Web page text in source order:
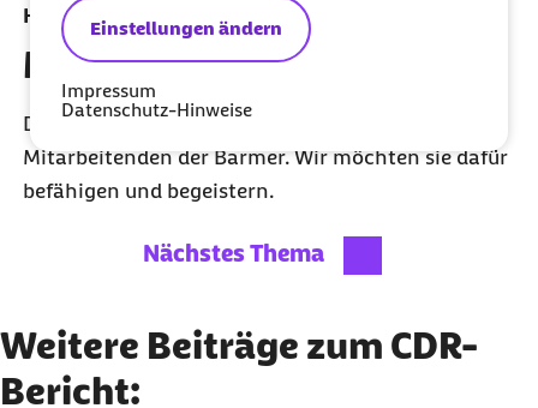
Einstellungen ändern
Impressum
Datenschutz-Hinweise
Handlungsfeld
Mitarbeitende einbinden
Der digitale Wandel betrifft auch die
Mitarbeitenden der Barmer. Wir möchten sie dafür
befähigen und begeistern.
Nächstes Thema
Weitere Beiträge zum CDR-
Bericht: